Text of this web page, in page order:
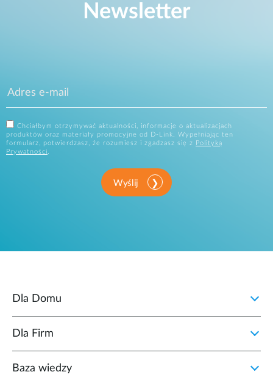
Newsletter
Chciałbym otrzymywać aktualności, informacje o aktualizacjach
produktów oraz materiały promocyjne od D-Link. Wypełniając ten
formularz, potwierdzasz, że rozumiesz i zgadzasz się z
Polityką
Prywatności.
Wyślij
Dla Domu
Dla Firm
Baza wiedzy